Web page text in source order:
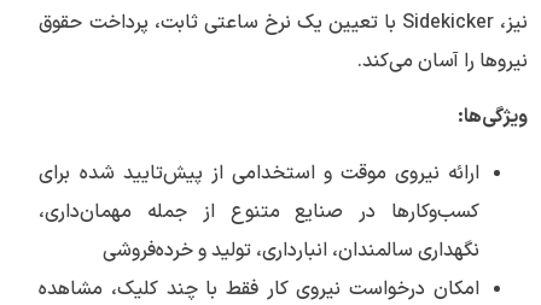
نیز، Sidekicker با تعیین یک نرخ ساعتی ثابت، پرداخت حقوق
نیروها را آسان می‌کند.
ویژگی‌ها:
ارائه نیروی موقت و استخدامی از پیش‌تایید شده برای
کسب‌وکارها در صنایع متنوع از جمله مهمان‌داری،
نگهداری سالمندان، انبارداری، تولید و خرده‌فروشی
امکان درخواست نیروی کار فقط با چند کلیک، مشاهده